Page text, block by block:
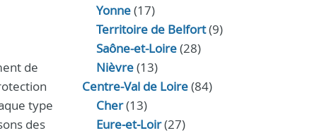
de
type
des
Yonne(17)
Territoire de Belfort(9)
Saône-et-Loire(28)
Nièvre(13)
Centre-Val de Loire(84)
Cher(13)
Eure‑et‑Loir(27)